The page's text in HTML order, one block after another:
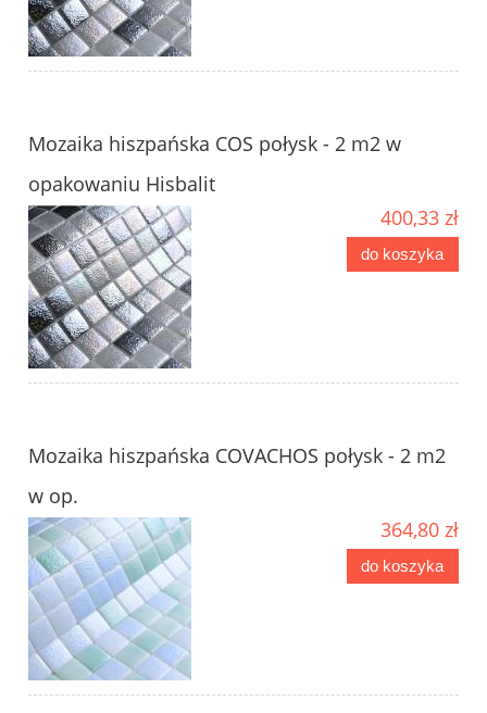
Mozaika hiszpańska COS połysk - 2 m2 w
opakowaniu Hisbalit
400,33 zł
do koszyka
Mozaika hiszpańska COVACHOS połysk - 2 m2
w op.
364,80 zł
do koszyka